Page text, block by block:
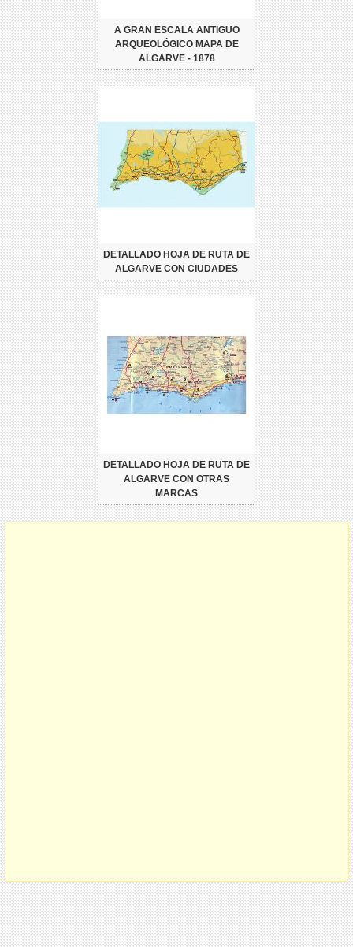
A GRAN ESCALA ANTIGUO
ARQUEOLÓGICO MAPA DE
ALGARVE - 1878
DETALLADO HOJA DE RUTA DE
ALGARVE CON CIUDADES
DETALLADO HOJA DE RUTA DE
ALGARVE CON OTRAS
MARCAS